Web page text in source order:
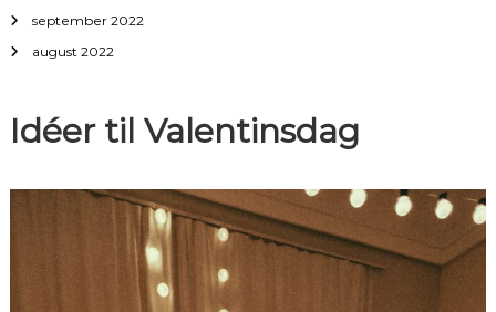
september 2022
august 2022
Idéer til Valentinsdag